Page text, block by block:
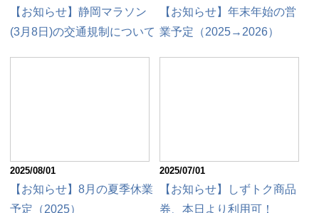
【お知らせ】静岡マラソン
(3月8日)の交通規制について
【お知らせ】年末年始の営
業予定（2025→2026）
2025/08/01
【お知らせ】8月の夏季休業
予定（2025）
2025/07/01
【お知らせ】しずトク商品
券、本日より利用可！